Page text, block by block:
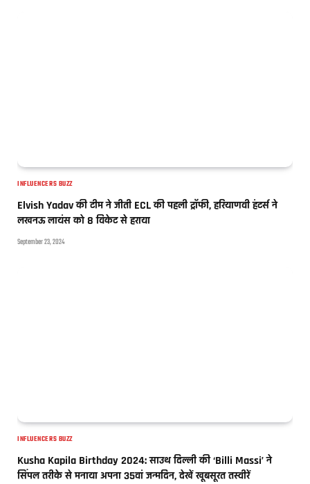
INFLUENCERS BUZZ
Elvish Yadav की टीम ने जीती ECL की पहली ट्रॉफी, हरियाणवी हंटर्स ने
लखनऊ लायंस को 8 विकेट से हराया
September 23, 2024
INFLUENCERS BUZZ
Kusha Kapila Birthday 2024: साउथ दिल्ली की ‘Billi Massi’ ने
सिंपल तरीके से मनाया अपना 35वां जन्मदिन, देखें खूबसूरत तस्वीरें